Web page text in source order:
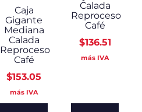
Caja
Gigante
Mediana
Calada
Reproceso
Café
$153.05
más IVA
Calada
Reproceso
Café
$136.51
más IVA